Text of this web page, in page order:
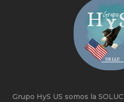
Grupo HyS US somos la